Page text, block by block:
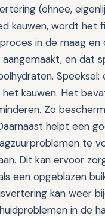
(ohnee,
kauwen, wordt het
in de maag en
en dat
Speeksel:
kauwen. Het
Zo
helpt een
te
Dit kan ervoor
een opgeblazen
kan weer
in de